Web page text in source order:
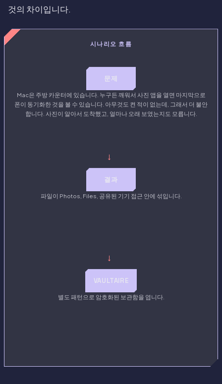
것의 차이입니다.
시나리오 흐름
문제
Mac은 주방 카운터에 있습니다. 누구든 깨워서 사진 앱을 열면 마지막으로
폰이 동기화한 것을 볼 수 있습니다. 아무것도 켠 적이 없는데, 그래서 더 불안
합니다. 사진이 알아서 도착했고, 얼마나 오래 보였는지도 모릅니다.
→
결과
파일이 Photos, Files, 공유된 기기 접근 안에 섞입니다.
→
VAULTAIRE
별도 패턴으로 암호화된 보관함을 엽니다.